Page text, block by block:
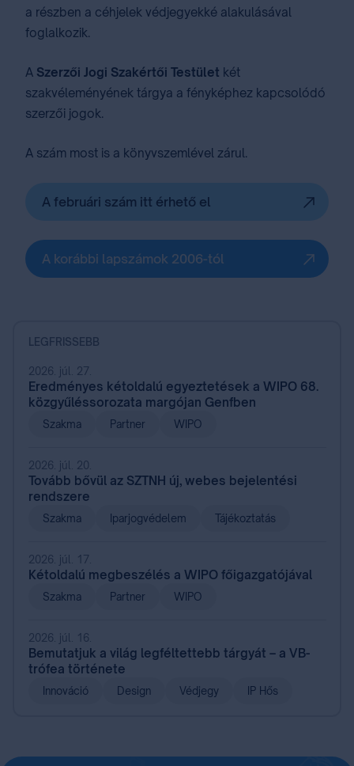
a részben a céhjelek védjegyekké alakulásával
foglalkozik.
A Szerzői Jogi Szakértői Testület két
szakvéleményének tárgya a fényképhez kapcsolódó
szerzői jogok.
A szám most is a könyvszemlével zárul.
A februári szám itt érhető el
A korábbi lapszámok 2006-tól
LEGFRISSEBB
2026. júl. 27.
Eredményes kétoldalú egyeztetések a WIPO 68.
közgyűléssorozata margójan Genfben
Szakma Partner WIPO
2026. júl. 20.
Tovább bővül az SZTNH új, webes bejelentési
rendszere
Szakma Iparjogvédelem Tájékoztatás
2026. júl. 17.
Kétoldalú megbeszélés a WIPO főigazgatójával
Szakma Partner WIPO
2026. júl. 16.
Bemutatjuk a világ legféltettebb tárgyát – a VB-
trófea története
Innováció Design Védjegy IP Hős